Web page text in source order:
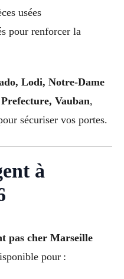
usées
pour renforcer la
Lodi, Notre-Dame
Vauban,
sécuriser vos portes.
à
pas cher Marseille
pour :